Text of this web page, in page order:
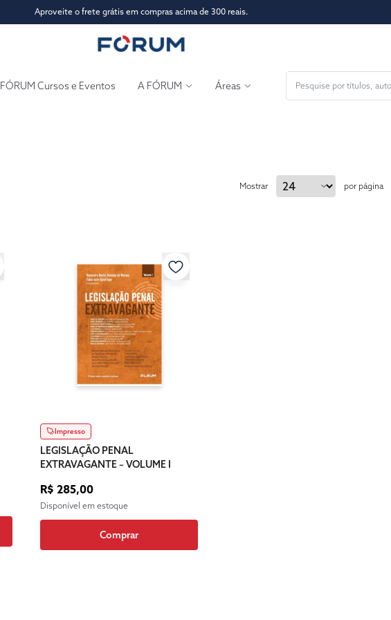
Aproveite o frete grátis em compras acima de 300 reais.
FÓRUM Cursos e Eventos A FÓRUM Áreas
Mostrar por página
Impresso
LEGISLAÇÃO PENAL
EXTRAVAGANTE – VOLUME I
R$ 285,00
Disponível em estoque
Comprar